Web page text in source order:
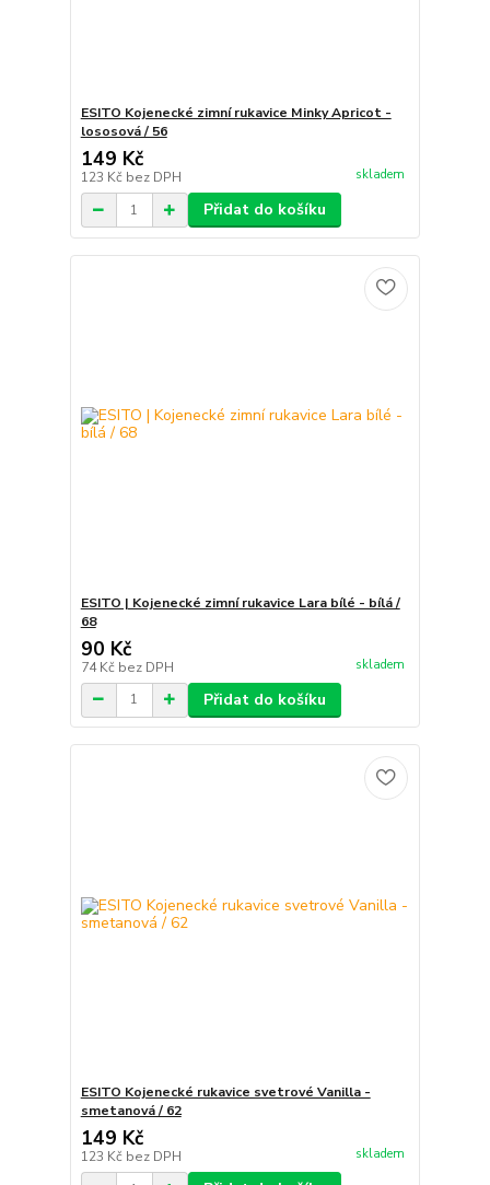
ESITO Kojenecké zimní rukavice Minky Apricot -
lososová / 56
149 Kč
123 Kč bez DPH skladem
Přidat do košíku
ESITO | Kojenecké zimní rukavice Lara bílé - bílá /
68
90 Kč
74 Kč bez DPH skladem
Přidat do košíku
ESITO Kojenecké rukavice svetrové Vanilla -
smetanová / 62
149 Kč
123 Kč bez DPH skladem